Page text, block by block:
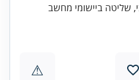
שליטה ביישומי מחשב
⚠